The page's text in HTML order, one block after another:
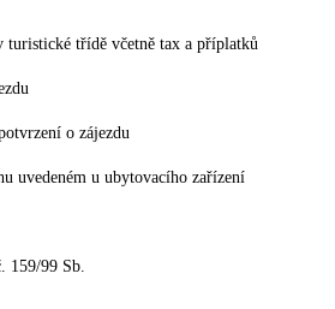
turistické třídě včetně tax a příplatků
o zájezdu
uvedeném u ubytovacího zařízení
159/99 Sb.